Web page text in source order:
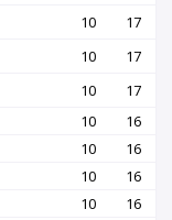
10
17
10
17
10
17
10
16
10
16
10
16
10
16